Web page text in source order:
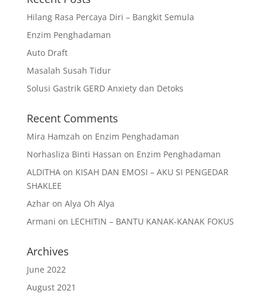
Hilang Rasa Percaya Diri – Bangkit Semula
Enzim Penghadaman
Auto Draft
Masalah Susah Tidur
Solusi Gastrik GERD Anxiety dan Detoks
Recent Comments
Mira Hamzah on Enzim Penghadaman
Norhasliza Binti Hassan on Enzim Penghadaman
ALDITHAon KISAH DAN EMOSI – AKU SI PENGEDAR
SHAKLEE
Azharon Alya Oh Alya
Armani on LECHITIN – BANTU KANAK-KANAK FOKUS
Archives
June 2022
August 2021